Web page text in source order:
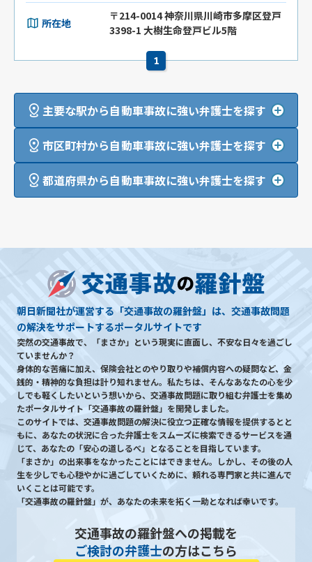
所在地
〒214-0014 神奈川県川崎市多摩区登戸
3398-1 大樹生命登戸ビル5階
1
主要な駅から自動車事故に強い弁護士を探す
市区町村から自動車事故に強い弁護士を探す
都道府県から自動車事故に強い弁護士を探す
朝日新聞社が運営する「交通事故の羅針盤」は、交通事故問題
の解決をサポートするポータルサイトです
突然の交通事故で、「まさか」という現実に直面し、不安な日々を過ごし
ていませんか？
身体的な苦痛に加え、保険会社とのやり取りや補償内容への疑問など、金
銭的・精神的な負担は計り知れません。私たちは、そんなあなたの心を少
しでも軽くしたいという想いから、交通事故問題に取り組む弁護士を集め
たポータルサイト「交通事故の羅針盤」を開発しました。
このサイトでは、交通事故問題の解決に役立つ正確な情報を提供するとと
もに、あなたの状況に合った弁護士をスムーズに検索できるサービスを通
じて、あなたの「安心の道しるべ」となることを目指しています。
「まさか」の出来事をなかったことにはできません。しかし、その後の人
生を少しでも心穏やかに過ごしていくために、頼れる専門家と共に進んで
いくことは可能です。
「交通事故の羅針盤」が、あなたの未来を拓く一助となれば幸いです。
交通事故の羅針盤への掲載を
ご検討の弁護士の方はこちら